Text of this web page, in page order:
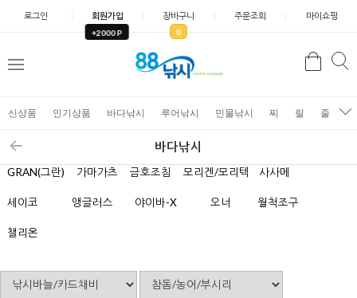
로그인 회원가입
+2000 P
장바구니
0
주문조회 마이쇼핑
검
신상품 인기상품 바다낚시 루어낚시 민물낚시 찌 릴 줄
바다낚시
GRAN(그란) 가마가츠 금호조침 모리겐/모리텍 사사메
세이코 앵글러스 야이바-X 오너 월척조구
챌리온